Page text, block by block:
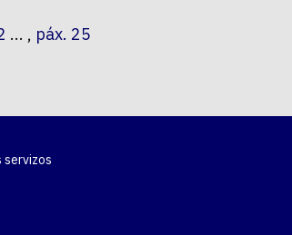
... , páx. 25
servizos